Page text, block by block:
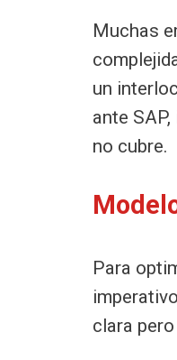
Muchas
un
ante
no cubre.
Para
clara